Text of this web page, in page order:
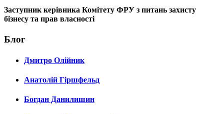
Заступник керівника Комітету ФРУ з питань захисту
бізнесу та прав власності
Блог
Дмитро Олійник
Анатолій Гіршфельд
Богдан Данилишин